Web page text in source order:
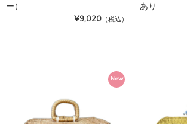
ー）
¥9,020 （税込）
あり
New